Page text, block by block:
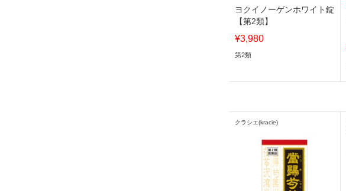
ヨクイノーゲンホワイト錠
【第2類】
¥3,980
第2類
クラシエ(kracie)